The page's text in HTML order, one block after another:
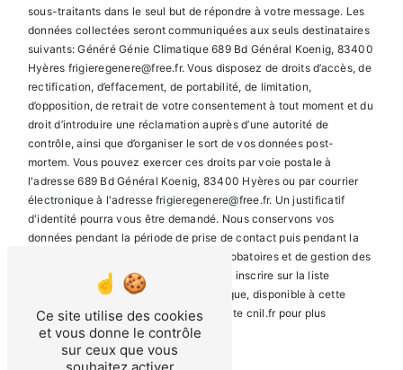
sous-traitants dans le seul but de répondre à votre message. Les
données collectées seront communiquées aux seuls destinataires
suivants: Généré Génie Climatique 689 Bd Général Koenig, 83400
Hyères frigieregenere@free.fr. Vous disposez de droits d’accès, de
rectification, d’effacement, de portabilité, de limitation,
d’opposition, de retrait de votre consentement à tout moment et du
droit d’introduire une réclamation auprès d’une autorité de
contrôle, ainsi que d’organiser le sort de vos données post-
mortem. Vous pouvez exercer ces droits par voie postale à
l'adresse 689 Bd Général Koenig, 83400 Hyères ou par courrier
électronique à l'adresse frigieregenere@free.fr. Un justificatif
d'identité pourra vous être demandé. Nous conservons vos
données pendant la période de prise de contact puis pendant la
durée de prescription légale aux fins probatoires et de gestion des
contentieux. Vous avez le droit de vous inscrire sur la liste
d'opposition au démarchage téléphonique, disponible à cette
adresse:Bloctel.gouv.fr . Consultez le site cnil.fr pour plus
d’informations sur vos droits.
Ce site utilise des cookies
et vous donne le contrôle
sur ceux que vous